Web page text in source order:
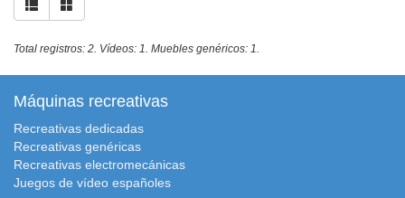
Total registros: 2. Vídeos: 1. Muebles genéricos: 1.
Máquinas recreativas
Recreativas dedicadas
Recreativas genéricas
Recreativas electromecánicas
Juegos de vídeo españoles